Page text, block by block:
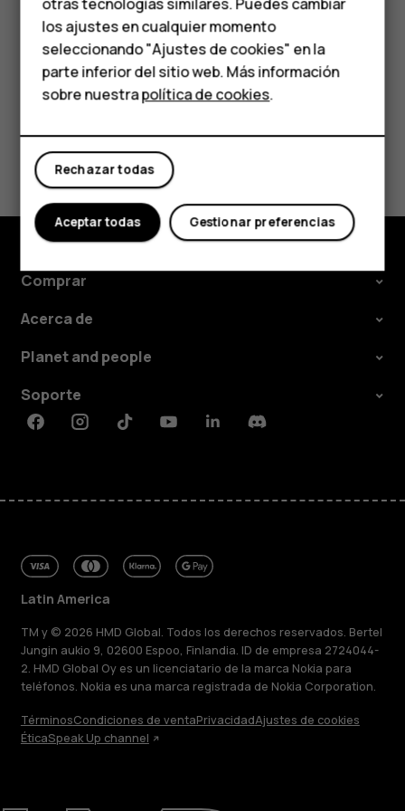
personas mayores
HMD Terra M
Comprar
Mi cuenta
principal y deslice desde la parte inferior de la pantalla.
¿Te ha parecido útil?
Sí No
Comprar
Acerca de
Planet and people
Soporte
FacebookInstagramTiktokYoutubeLinkedinDiscord
Latin America
TM y © 2026 HMD Global. Todos los derechos reservados. Bertel
Jungin aukio 9, 02600 Espoo, Finlandia. ID de empresa 2724044-
2. HMD Global Oy es un licenciatario de la marca Nokia para
teléfonos. Nokia es una marca registrada de Nokia Corporation.
TérminosCondiciones de ventaPrivacidadAjustes de cookies
ÉticaSpeak Up channel
los ajustes en cualquier momento
seleccionando "Ajustes de cookies" en la
parte inferior del sitio web. Más información
sobre nuestrapolítica de cookies.
Rechazar todas
Gestionar preferencias
Aceptar todas